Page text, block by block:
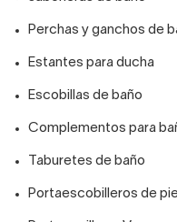
Perchas y ganchos de
Estantes para ducha
Escobillas de baño
Complementos para
Taburetes de baño
Portaescobilleros de